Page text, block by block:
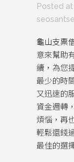
Posted
龜山支票
意來幫助
續，為您
最少的時
又迅速的
資金週轉
煩惱，再
輕鬆還錢
最佳的選